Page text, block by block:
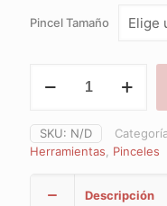
Pincel Tamaño
para
pelo
y
plumas.
Princeton
SKU: N/D
Herramientas
Pinceles
Descripción